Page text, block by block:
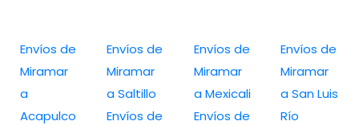
Envíos de
Miramar
a
Acapulco
Envíos de
Miramar
a Saltillo
Envíos de
Envíos de
Miramar
a Mexicali
Envíos de
Envíos de
Miramar
a San Luis
Río